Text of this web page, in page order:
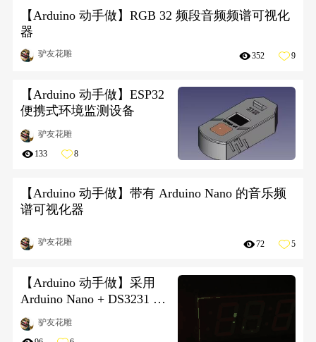
【Arduino 动手做】RGB 32 频段音频频谱可视化
器
驴友花雕 352 9
【Arduino 动手做】ESP32
便携式环境监测设备
驴友花雕
133 8
【Arduino 动手做】带有 Arduino Nano 的音乐频
谱可视化器
驴友花雕 72 5
【Arduino 动手做】采用
Arduino Nano + DS3231 +
LDR的7段时钟
驴友花雕